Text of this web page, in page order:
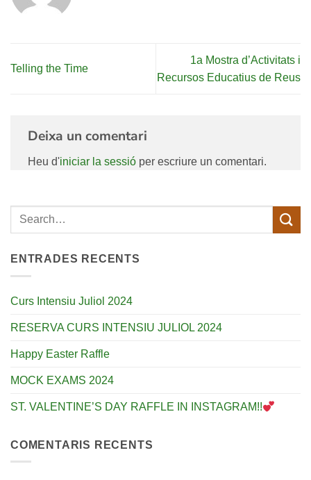
Telling the Time
1a Mostra d’Activitats i
Recursos Educatius de Reus
Deixa un comentari
Heu d'iniciar la sessió per escriure un comentari.
ENTRADES RECENTS
Curs Intensiu Juliol 2024
RESERVA CURS INTENSIU JULIOL 2024
Happy Easter Raffle
MOCK EXAMS 2024
ST. VALENTINE’S DAY RAFFLE IN INSTAGRAM!!
COMENTARIS RECENTS